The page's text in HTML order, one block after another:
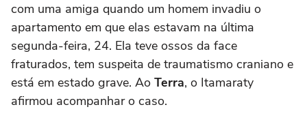
com uma amiga quando um homem invadiu o
apartamento em que elas estavam na última
segunda-feira, 24. Ela teve ossos da face
fraturados, tem suspeita de traumatismo craniano e
está em estado grave. Ao Terra, o Itamaraty
afirmou acompanhar o caso.